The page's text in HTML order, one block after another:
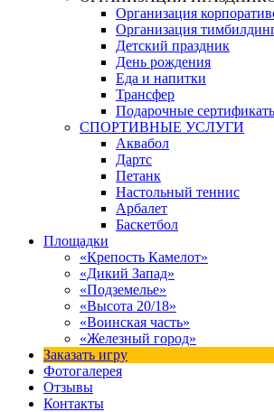
Организация
Организация
Детский праздник
День рождения
Еда и напитки
Трансфер
Подарочные
СПОРТИВНЫЕ УСЛУГИ
Аквабол
Дартс
Петанк
Настольный теннис
Арбалет
Баскетбол
Площадки
«Крепость Камелот»
«Дикий Запад»
«Подземелье»
«Высота 20/18»
«Воинская часть»
«Железный город»
Заказать игру
Фотогалерея
Отзывы
Контакты